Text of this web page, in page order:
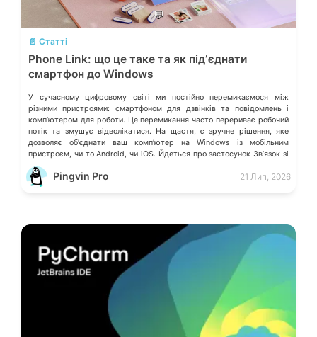
💬
📄 Статті
Phone Link: що це таке та як підʼєднати
смартфон до Windows
У сучасному цифровому світі ми постійно перемикаємося між
різними пристроями: смартфоном для дзвінків та повідомлень і
компʼютером для роботи. Це перемикання часто перериває робочий
потік та змушує відволікатися. На щастя, є зручне рішення, яке
дозволяє обʼєднати ваш компʼютер на Windows із мобільним
пристроєм, чи то Android, чи iOS. Йдеться про застосунок Звʼязок зі
смартфоном (Phone Link) від Microsoft, що перетворює ваш ПК на
своєрідний «міст» до функцій смартфона.
Pingvin Pro 21 Лип, 2026